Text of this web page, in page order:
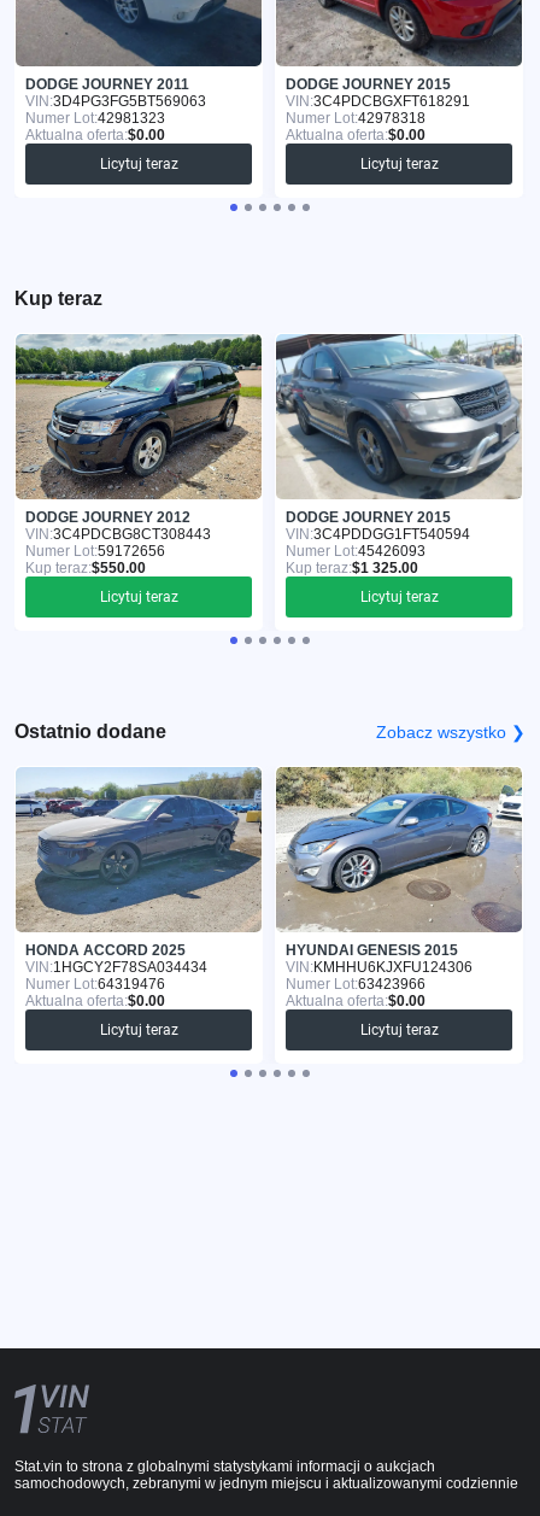
DODGE JOURNEY 2011
VIN:3D4PG3FG5BT569063
Numer Lot:42981323
Aktualna oferta:$0.00
Licytuj teraz
DODGE JOURNEY 2015
VIN:3C4PDCBGXFT618291
Numer Lot:42978318
Aktualna oferta:$0.00
Licytuj teraz
Kup teraz
DODGE JOURNEY 2012
VIN:3C4PDCBG8CT308443
Numer Lot:59172656
Kup teraz:$550.00
Licytuj teraz
DODGE JOURNEY 2015
VIN:3C4PDDGG1FT540594
Numer Lot:45426093
Kup teraz:$1 325.00
Licytuj teraz
Ostatnio dodane Zobacz wszystko ❯
HONDA ACCORD 2025
VIN:1HGCY2F78SA034434
Numer Lot:64319476
Aktualna oferta:$0.00
Licytuj teraz
HYUNDAI GENESIS 2015
VIN:KMHHU6KJXFU124306
Numer Lot:63423966
Aktualna oferta:$0.00
Licytuj teraz
Stat.vin to strona z globalnymi statystykami informacji o aukcjach
samochodowych, zebranymi w jednym miejscu i aktualizowanymi codziennie